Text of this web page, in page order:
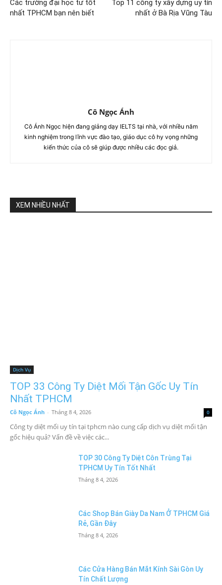
Các trường đại học tư tốt
nhất TPHCM bạn nên biết
Top 11 công ty xây dựng uy tín
nhất ở Bà Rịa Vũng Tàu
Cô Ngọc Ánh
Cô Ánh Ngọc hiện đang giảng dạy IELTS tại nhà, với nhiều năm
kinh nghiệm trong lĩnh vực đào tạo, giáo dục cô hy vọng những
kiến thức của cô sẽ giúp được nhiều các đọc giả.
XEM NHIỀU NHẤT
Dịch Vụ
TOP 33 Công Ty Diệt Mối Tận Gốc Uy Tín
Nhất TPHCM
Cô Ngọc Ánh - Tháng 8 4, 2026 0
Công ty diệt mối uy tín tại tphcm nào cung cấp dịch vụ diệt mối tận
gốc hiệu quả? Vấn đề về việc các...
TOP 30 Công Ty Diệt Côn Trùng Tại
TPHCM Uy Tín Tốt Nhất
Tháng 8 4, 2026
Các Shop Bán Giày Da Nam Ở TPHCM Giá
Rẻ, Gần Đây
Tháng 8 4, 2026
Các Cửa Hàng Bán Mắt Kính Sài Gòn Uy
Tín Chất Lượng